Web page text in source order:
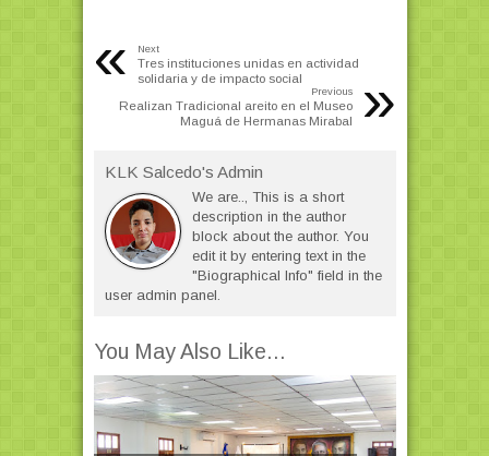
« Next
Tres instituciones unidas en actividad
solidaria y de impacto social
»
Previous
Realizan Tradicional areito en el Museo
Maguá de Hermanas Mirabal
KLK Salcedo's Admin
We are.., This is a short
description in the author
block about the author. You
edit it by entering text in the
"Biographical Info" field in the
user admin panel.
You May Also Like...